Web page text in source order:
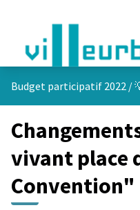
Budget participatif 2022 /
vivant place
Convention"